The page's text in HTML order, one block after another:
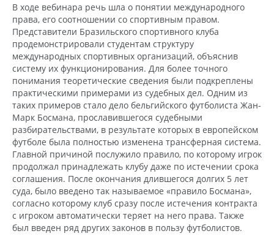
В ходе вебинара речь шла о понятии международного
права, его соотношении со спортивным правом.
Представители Бразильского спортивного клуба
продемонстрировали студентам структуру
международных спортивных организаций, объяснив
систему их функционирования. Для более точного
понимания теоретические сведения были подкреплены
практическими примерами из судебных дел. Одним из
таких примеров стало дело бельгийского футболиста Жан-
Марк Босмана, прославившегося судебными
разбирательствами, в результате которых в европейском
футболе была полностью изменена трансферная система.
Главной причиной послужило правило, по которому игрок
продолжал принадлежать клубу даже по истечении срока
соглашения. После окончания длившегося долгих 5 лет
суда, было введено так называемое «правило Босмана»,
согласно которому клуб сразу после истечения контракта
с игроком автоматически теряет на него права. Также
был введен ряд других законов в пользу футболистов.